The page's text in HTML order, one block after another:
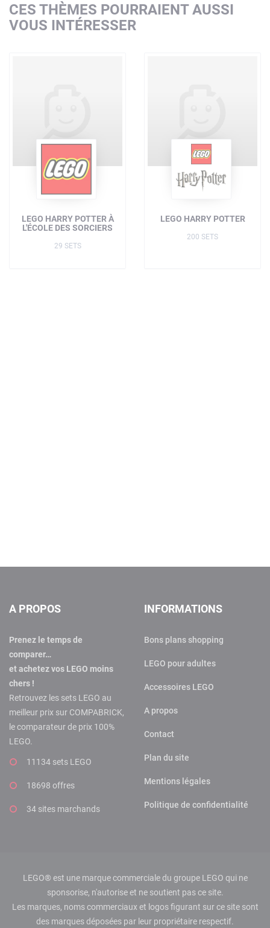
CES THÈMES POURRAIENT AUSSI
VOUS INTÉRESSER
LEGO HARRY POTTER À
L'ÉCOLE DES SORCIERS
29 SETS
LEGO HARRY POTTER
200 SETS
A PROPOS
Prenez le temps de
comparer…
et achetez vos LEGO moins
chers !
Retrouvez les sets LEGO au
meilleur prix sur COMPABRICK,
le comparateur de prix 100%
LEGO.
11134 sets LEGO
18698 offres
34 sites marchands
INFORMATIONS
Bons plans shopping
LEGO pour adultes
Accessoires LEGO
A propos
Contact
Plan du site
Mentions légales
Politique de confidentialité
LEGO® est une marque commerciale du groupe LEGO qui ne
sponsorise, n'autorise et ne soutient pas ce site.
Les marques, noms commerciaux et logos figurant sur ce site sont
des marques déposées par leur propriétaire respectif.